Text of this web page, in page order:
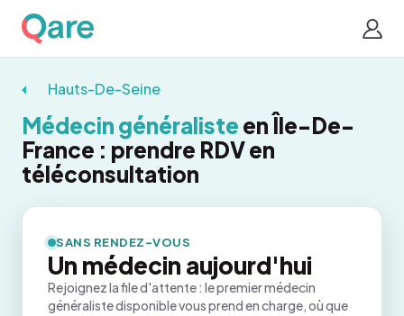
Hauts-De-Seine
Médecin généraliste en Île-De-
France : prendre RDV en
téléconsultation
SANS RENDEZ-VOUS
Un médecin aujourd'hui
Rejoignez la file d'attente : le premier médecin
généraliste disponible vous prend en charge, où que